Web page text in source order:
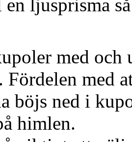
ljusprisma
med och
Fördelen med
böjs ned i
himlen.